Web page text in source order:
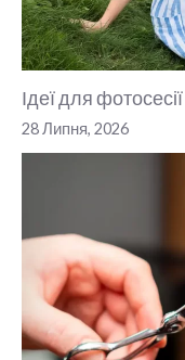
Ідеї для
28 Липня, 2026